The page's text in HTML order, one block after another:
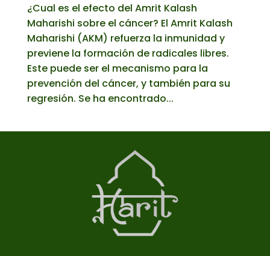
¿Cual es el efecto del Amrit Kalash
Maharishi sobre el cáncer? El Amrit Kalash
Maharishi (AKM) refuerza la inmunidad y
previene la formación de radicales libres.
Este puede ser el mecanismo para la
prevención del cáncer, y también para su
regresión. Se ha encontrado...